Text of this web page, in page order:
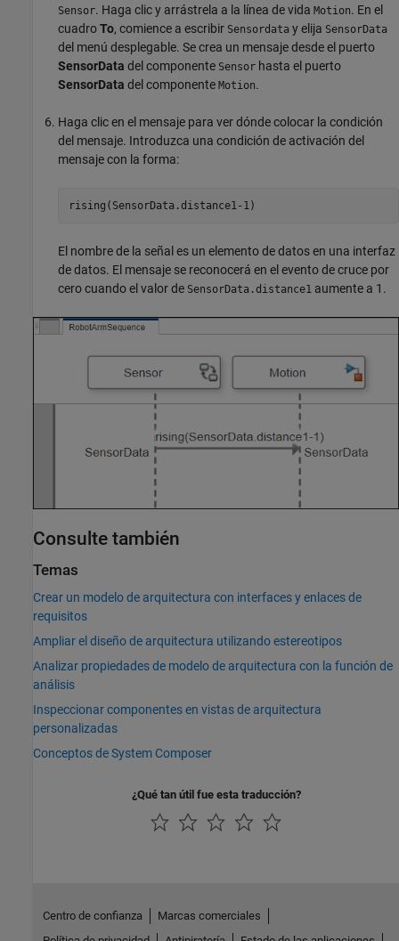
Sensor. Haga clic y arrástrela a la línea de vida Motion. En el
cuadroTo, comience a escribir Sensordata y elija SensorData
del menú desplegable. Se crea un mensaje desde el puerto
SensorData del componente Sensor hasta el puerto
SensorData del componente Motion.
Haga clic en el mensaje para ver dónde colocar la condición
del mensaje. Introduzca una condición de activación del
mensaje con la forma:
rising(SensorData.distance1-1)
El nombre de la señal es un elemento de datos en una interfaz
de datos. El mensaje se reconocerá en el evento de cruce por
cero cuando el valor de SensorData.distance1 aumente a 1.
Consulte también
Temas
Crear un modelo de arquitectura con interfaces y enlaces de
requisitos
Ampliar el diseño de arquitectura utilizando estereotipos
Analizar propiedades de modelo de arquitectura con la función de
análisis
Inspeccionar componentes en vistas de arquitectura
personalizadas
Conceptos de System Composer
¿Qué tan útil fue esta traducción?
Centro de confianza
Marcas comerciales